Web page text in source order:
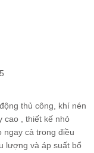
thủ công, khí nén
cao , thiết kế nhỏ
ngay cả trong điều
lượng và áp suất bổ